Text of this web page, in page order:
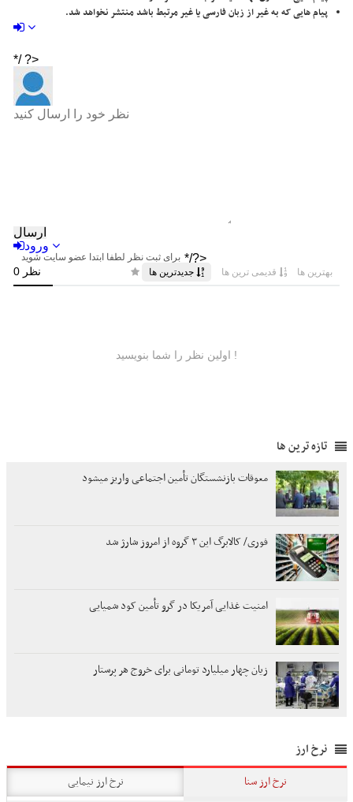
پیام هایی که به غیر از زبان فارسی یا غیر مرتبط باشد منتشر نخواهد شد.
تازه ترین ها
معوقات بازنشستگان تأمین اجتماعی واریز میشود
فوری/ کالابرگ این ۳ گروه از امروز شارژ شد
امنیت غذایی آمریکا در گرو تأمین کود شمیایی
زیان چهار میلیارد تومانی برای خروج هر پرستار
نرخ ارز
نرخ ارز سنا
نرخ ارز نیمایی